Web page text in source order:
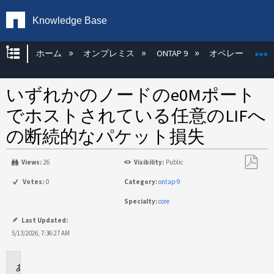
Knowledge Base
グローバル階層を展開/折りたたむ
ホーム オンプレミス ONTAP 9 オペレーティン
いずれかのノードのe0Mポート
でホストされている任意のLIFへ
の断続的なパケット損失
Views: 26 Visibility: Public
Votes: 0 Category:ontap-9
Specialty:core
Last Updated:
5/13/2026, 7:36:27 AM